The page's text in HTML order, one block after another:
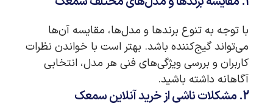
با توجه به تنوع برندها و مدل‌ها، مقایسه آن‌ها
می‌تواند گیج‌کننده باشد. بهتر است با خواندن نظرات
کاربران و بررسی ویژگی‌های فنی هر مدل، انتخابی
آگاهانه داشته باشید.
2. مشکلات ناشی از خرید آنلاین سمعک